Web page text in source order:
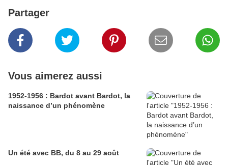
Partager
Vous aimerez aussi
1952-1956 : Bardot avant Bardot, la
naissance d’un phénomène
Un été avec BB, du 8 au 29 août